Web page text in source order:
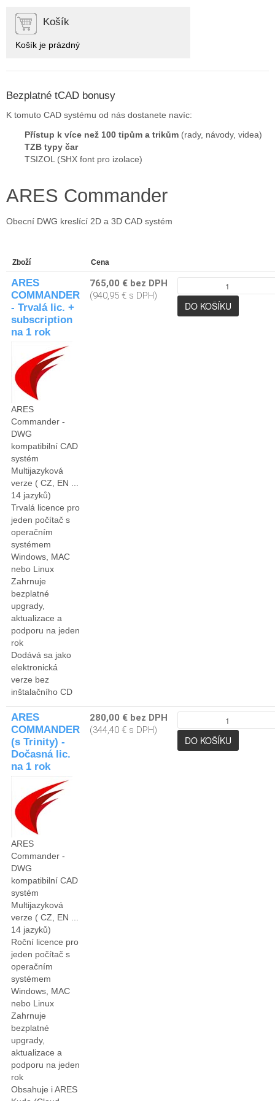
Košík
Košík je prázdný
Bezplatné tCAD bonusy
K tomuto CAD systému od nás dostanete navíc:
Přístup k více než 100 tipům a trikům (rady, návody, videa)
TZB typy čar
TSIZOL (SHX font pro izolace)
ARES Commander
Obecní DWG kreslící 2D a 3D CAD systém
Zboží Cena
ARES
COMMANDER
- Trvalá lic. +
subscription
na 1 rok
ARES
Commander -
DWG
kompatibilní CAD
systém
Multijazyková
verze ( CZ, EN ...
14 jazyků)
Trvalá licence pro
jeden počítač s
operačním
systémem
Windows, MAC
nebo Linux
Zahrnuje
bezplatné
upgrady,
aktualizace a
podporu na jeden
rok
Dodává sa jako
elektronická
verze bez
inštalačního CD
765,00 € bez DPH
(940,95 € s DPH)
ARES
COMMANDER
(s Trinity) -
Dočasná lic.
na 1 rok
ARES
Commander -
DWG
kompatibilní CAD
systém
Multijazyková
verze ( CZ, EN ...
14 jazyků)
Roční licence pro
jeden počítač s
operačním
systémem
Windows, MAC
nebo Linux
Zahrnuje
bezplatné
upgrady,
aktualizace a
podporu na jeden
rok
Obsahuje i ARES
280,00 € bez DPH
(344,40 € s DPH)